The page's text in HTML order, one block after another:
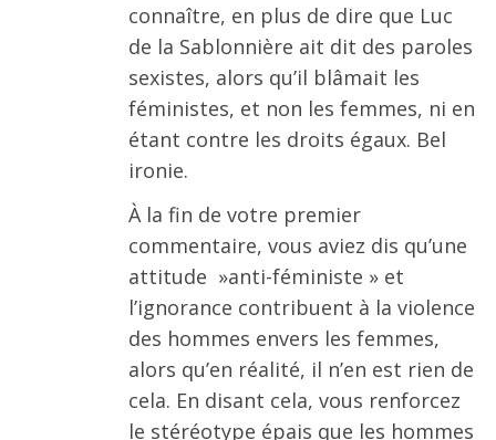
connaître, en plus de dire que Luc
de la Sablonnière ait dit des paroles
sexistes, alors qu’il blâmait les
féministes, et non les femmes, ni en
étant contre les droits égaux. Bel
ironie.
À la fin de votre premier
commentaire, vous aviez dis qu’une
attitude »anti-féministe » et
l’ignorance contribuent à la violence
des hommes envers les femmes,
alors qu’en réalité, il n’en est rien de
cela. En disant cela, vous renforcez
le stéréotype épais que les hommes